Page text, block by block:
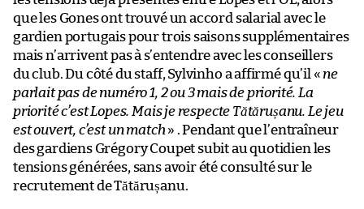
que les Gones ont trouvé un accord salarial avec le
gardien portugais pour trois saisons supplémentaires
mais n’arrivent pas à s’entendre avec les conseillers
du club. Du côté du staff, Sylvinho a affirmé qu’il « ne
parlait pas de numéro 1, 2 ou 3 mais de priorité. La
priorité c’est Lopes. Mais je respecte Tătărușanu. Le jeu
est ouvert, c’est un match » . Pendant que l’entraîneur
des gardiens Grégory Coupet subit au quotidien les
tensions générées, sans avoir été consulté sur le
recrutement de Tătărușanu.